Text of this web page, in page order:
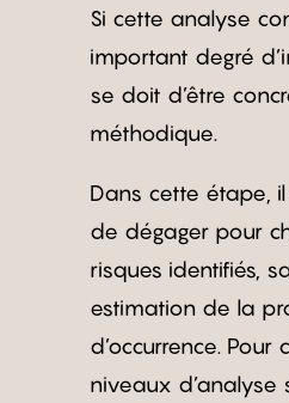
Si cette analyse
important degré
se doit d’être
méthodique.
Dans cette étape,
de dégager pour
risques identifiés,
estimation de la
d’occurrence. Pour
niveaux d’analyse